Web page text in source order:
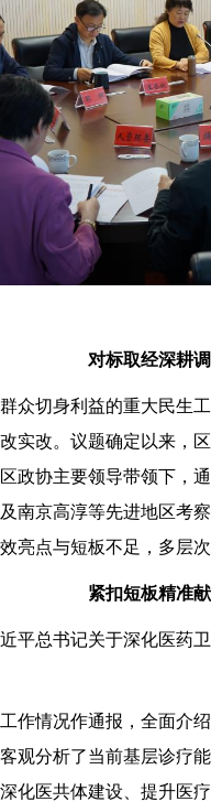
对标取经深耕
众切身利益的重大民生
实改。议题确定以来，
政协主要领导带领下，
南京高淳等先进地区考
亮点与短板不足，多层
紧扣短板精准
平总书记关于深化医药
作情况作通报，全面介
观分析了当前基层诊疗
化医共体建设、提升医